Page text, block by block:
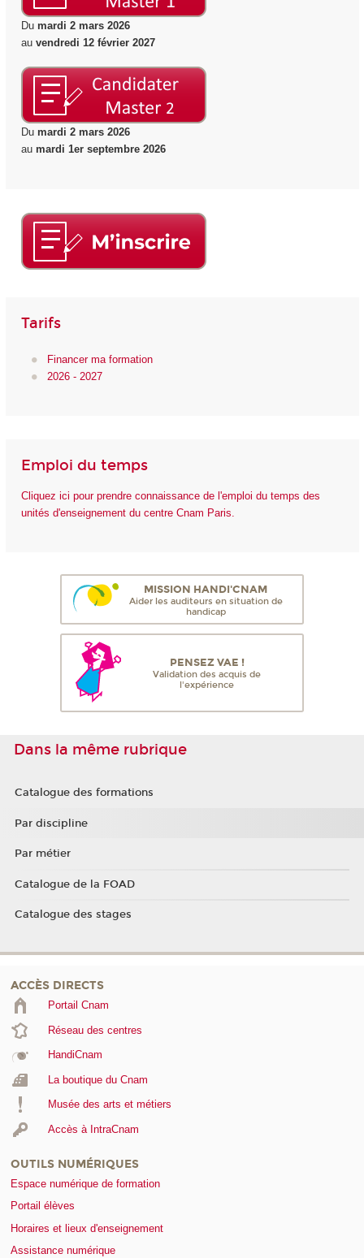
Du mardi 2 mars 2026
au vendredi 12 février 2027
Du mardi 2 mars 2026
au mardi 1er septembre 2026
Tarifs
Financer ma formation
2026 - 2027
Emploi du temps
Cliquez ici pour prendre connaissance de l'emploi du temps des
unités d'enseignement du centre Cnam Paris.
MISSION HANDI'CNAM
Aider les auditeurs en situation de
handicap
PENSEZ VAE !
Validation des acquis de
l'expérience
Dans la même rubrique
Catalogue des formations
Par discipline
Par métier
Catalogue de la FOAD
Catalogue des stages
ACCÈS DIRECTS
Portail Cnam
Réseau des centres
HandiCnam
La boutique du Cnam
Musée des arts et métiers
Accès à IntraCnam
OUTILS NUMÉRIQUES
Espace numérique de formation
Portail élèves
Horaires et lieux d'enseignement
Assistance numérique